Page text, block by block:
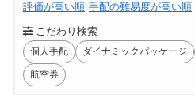
評価が高い順 手配の難易度が高い順
こだわり検索
個人手配 ダイナミックパッケージ
航空券